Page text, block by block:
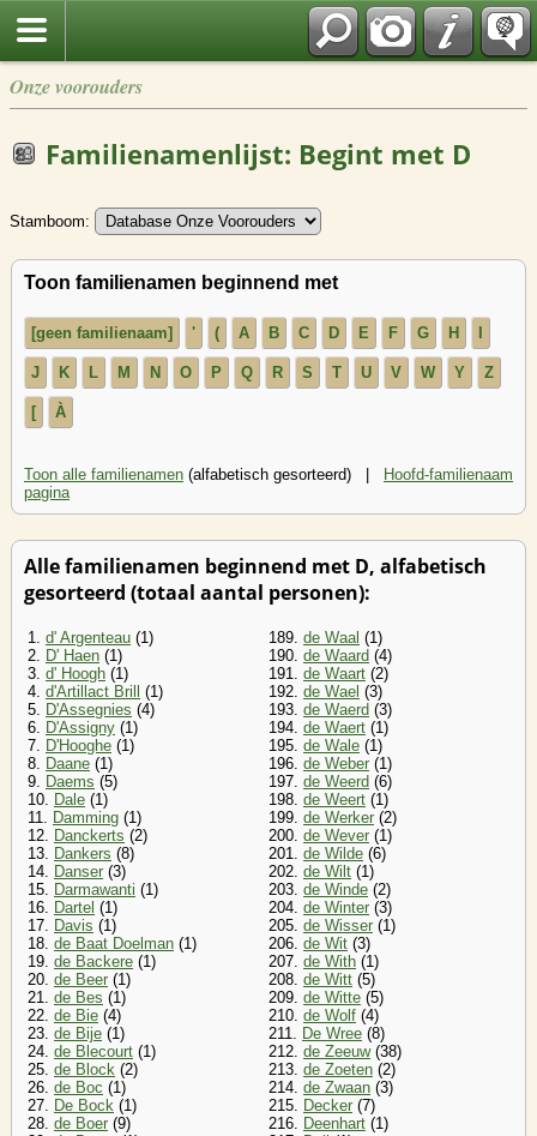
Onze voorouders
Familienamenlijst: Begint met D
Stamboom:
Toon familienamen beginnend met
[geen familienaam] ' ( A B C D E F G H I
J K L M N O P Q R S T U V W Y Z
[ À
Toon alle familienamen (alfabetisch gesorteerd) |
Hoofd-familienaam
pagina
Alle familienamen beginnend met D, alfabetisch
gesorteerd (totaal aantal personen):
1. d' Argenteau (1)
2. D' Haen (1)
3. d' Hoogh (1)
4. d'Artillact Brill
(1)
5. D'Assegnies (4)
6. D'Assigny (1)
7. D'Hooghe (1)
8. Daane (1)
9. Daems (5)
10. Dale (1)
11. Damming (1)
12. Danckerts (2)
13. Dankers (8)
14. Danser (3)
15. Darmawanti (1)
16. Dartel (1)
17. Davis (1)
18. de Baat Doelman (1)
19. de Backere (1)
20. de Beer (1)
21. de Bes (1)
22. de Bie (4)
23. de Bije (1)
24. de Blecourt (1)
25. de Block (2)
26. de Boc (1)
27. De Bock (1)
28. de Boer (9)
189. de Waal (1)
190. de Waard (4)
191. de Waart (2)
192. de Wael (3)
193. de Waerd (3)
194. de Waert (1)
195. de Wale (1)
196. de Weber (1)
197. de Weerd (6)
198. de Weert (1)
199. de Werker (2)
200. de Wever (1)
201. de Wilde (6)
202. de Wilt (1)
203. de Winde (2)
204. de Winter (3)
205. de Wisser (1)
206. de Wit (3)
207. de With (1)
208. de Witt (5)
209. de Witte (5)
210. de Wolf (4)
211. De Wree (8)
212. de Zeeuw(38)
213. de Zoeten (2)
214. de Zwaan (3)
215. Decker (7)
216. Deenhart (1)